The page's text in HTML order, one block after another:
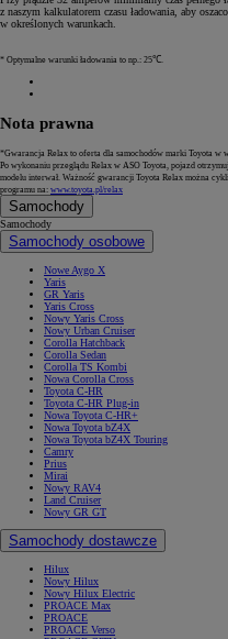
z naszym kalkulatorem czasu ładowania, aby
w określonych warunkach.
* Optymalne warunki ładowania to np.: 25℃.
Nota prawna
*Gwarancja Relax to oferta dla samochodów marki Toyota w
Po wykonaniu przeglądu Relax w ASO Toyota, pojazd
modelu interwał. Ważność gwarancji Toyota Relax można
programu na: www.toyota.pl/relax
Samochody
Samochody
Samochody osobowe
Nowe Aygo X
Yaris
GR Yaris
Yaris Cross
Nowy Yaris Cross
Nowy Urban Cruiser
Corolla Hatchback
Corolla Sedan
Corolla TS Kombi
Nowa Corolla Cross
Toyota C-HR
Toyota C-HR Plug-in
Nowa Toyota C-HR+
Nowa Toyota bZ4X
Nowa Toyota bZ4X Touring
Camry
Prius
Mirai
Nowy RAV4
Land Cruiser
Nowy GR GT
Samochody dostawcze
Hilux
Nowy Hilux
Nowy Hilux Electric
PROACE Max
PROACE
PROACE Verso